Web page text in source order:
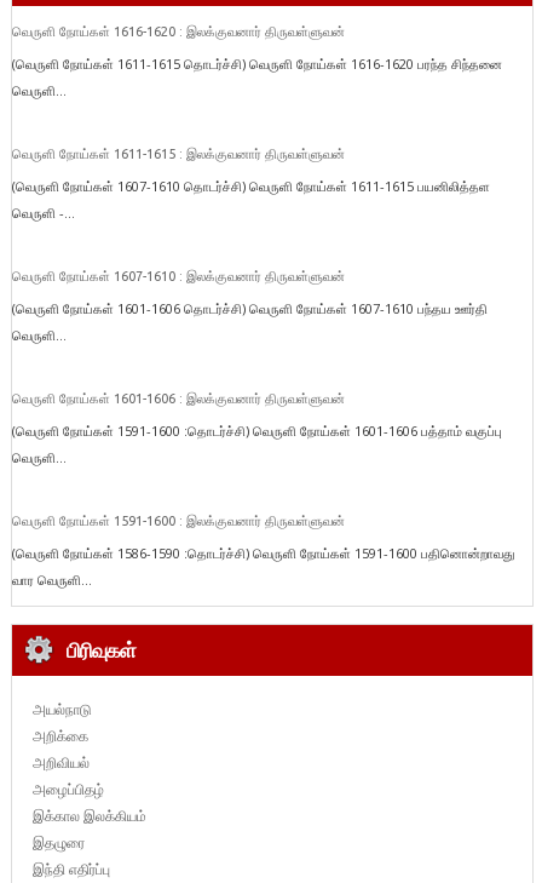
வெருளி நோய்கள் 1616-1620 : இலக்குவனார் திருவள்ளுவன்
(வெருளி நோய்கள் 1611-1615 தொடர்ச்சி) வெருளி நோய்கள் 1616-1620 பரந்த சிந்தனை
வெருளி...
வெருளி நோய்கள் 1611-1615 : இலக்குவனார் திருவள்ளுவன்
(வெருளி நோய்கள் 1607-1610 தொடர்ச்சி) வெருளி நோய்கள் 1611-1615 பயனிலித்தள
வெருளி -...
வெருளி நோய்கள் 1607-1610 : இலக்குவனார் திருவள்ளுவன்
(வெருளி நோய்கள் 1601-1606 தொடர்ச்சி) வெருளி நோய்கள் 1607-1610 பந்தய ஊர்தி
வெருளி...
வெருளி நோய்கள் 1601-1606 : இலக்குவனார் திருவள்ளுவன்
(வெருளி நோய்கள் 1591-1600 :தொடர்ச்சி) வெருளி நோய்கள் 1601-1606 பத்தாம் வகுப்பு
வெருளி...
வெருளி நோய்கள் 1591-1600 : இலக்குவனார் திருவள்ளுவன்
(வெருளி நோய்கள் 1586-1590 :தொடர்ச்சி) வெருளி நோய்கள் 1591-1600 பதினொன்றாவது
வார வெருளி...
பிரிவுகள்
அயல்நாடு
அறிக்கை
அறிவியல்
அழைப்பிதழ்
இக்கால இலக்கியம்
இதழுரை
இந்தி எதிர்ப்பு